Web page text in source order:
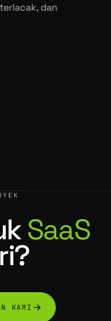
dan
SaaS
KAMI